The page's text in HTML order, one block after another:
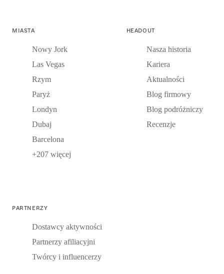
MIASTA
Nowy Jork
Las Vegas
Rzym
Paryż
Londyn
Dubaj
Barcelona
+207 więcej
HEADOUT
Nasza historia
Kariera
Aktualności
Blog firmowy
Blog podróżniczy
Recenzje
PARTNERZY
Dostawcy aktywności
Partnerzy afiliacyjni
Twórcy i influencerzy